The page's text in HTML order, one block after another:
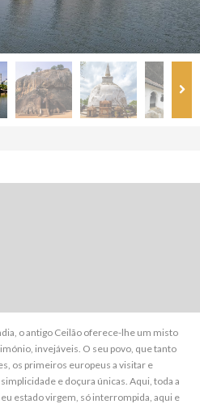
o antigo Ceilão oferece-lhe um misto
invejáveis. O seu povo, que tanto
os primeiros europeus a visitar e
e doçura únicas. Aqui, toda a
estado virgem, só interrompida, aqui e